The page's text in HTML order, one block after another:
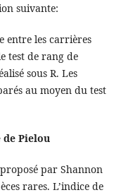
suivante:
entre les carrières
test de rang de
sous R. Les
au moyen du test
Pielou
par Shannon
rares. L’indice de